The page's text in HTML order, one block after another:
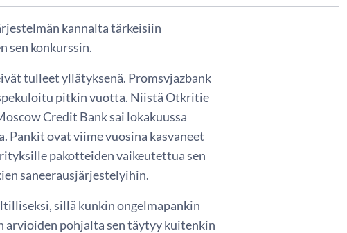
kannalta tärkeisiin
sen konkurssin.
tulleet yllätyksenä. Promsvjazbank
pitkin vuotta. Niistä Otkritie
Credit Bank sai lokakuussa
Pankit ovat viime vuosina kasvaneet
pakotteiden vaikeutettua sen
saneerausjärjestelyihin.
sillä kunkin ongelmapankin
arvioiden pohjalta sen täytyy kuitenkin